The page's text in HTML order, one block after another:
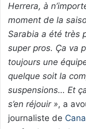
Herrera, à
moment de la
Sarabia a été très
super pros. Ça va
toujours une
quelque soit la
suspensions… Et
s’en réjouir », a
journaliste de